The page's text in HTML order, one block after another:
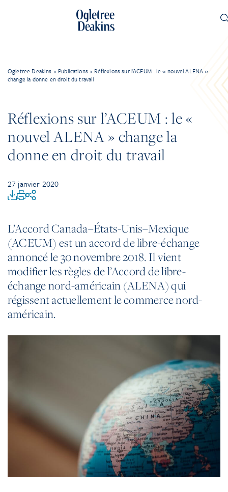
Ogletree Deakins > Publications > Réflexions sur l’ACEUM : le « nouvel ALENA »
change la donne en droit du travail
Réflexions sur l’ACEUM : le «
nouvel ALENA » change la
donne en droit du travail
27 janvier 2020
L’Accord Canada–États-Unis–Mexique
(ACEUM) est un accord de libre-échange
annoncé le 30 novembre 2018. Il vient
modifier les règles de l’Accord de libre-
échange nord-américain (ALENA) qui
régissent actuellement le commerce nord-
américain.